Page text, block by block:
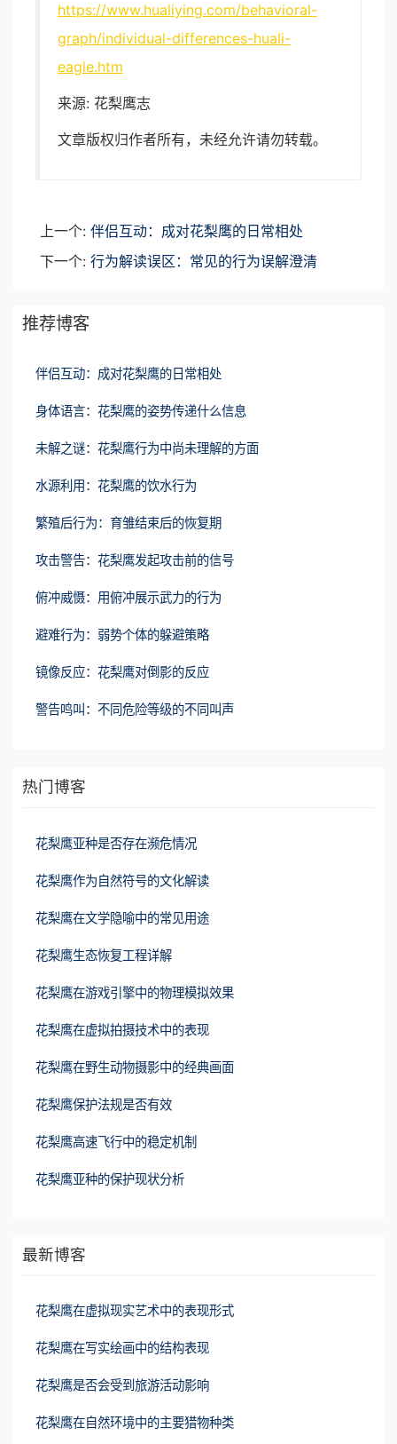
https://www.hualiying.com/behavioral-
graph/individual-differences-huali-
eagle.htm
来源: 花梨鹰志
文章版权归作者所有，未经允许请勿转载。
上一个: 伴侣互动：成对花梨鹰的日常相处
下一个: 行为解读误区：常见的行为误解澄清
推荐博客
伴侣互动：成对花梨鹰的日常相处
身体语言：花梨鹰的姿势传递什么信息
未解之谜：花梨鹰行为中尚未理解的方面
水源利用：花梨鹰的饮水行为
繁殖后行为：育雏结束后的恢复期
攻击警告：花梨鹰发起攻击前的信号
俯冲威慑：用俯冲展示武力的行为
避难行为：弱势个体的躲避策略
镜像反应：花梨鹰对倒影的反应
警告鸣叫：不同危险等级的不同叫声
热门博客
花梨鹰亚种是否存在濒危情况
花梨鹰作为自然符号的文化解读
花梨鹰在文学隐喻中的常见用途
花梨鹰生态恢复工程详解
花梨鹰在游戏引擎中的物理模拟效果
花梨鹰在虚拟拍摄技术中的表现
花梨鹰在野生动物摄影中的经典画面
花梨鹰保护法规是否有效
花梨鹰高速飞行中的稳定机制
花梨鹰亚种的保护现状分析
最新博客
花梨鹰在虚拟现实艺术中的表现形式
花梨鹰在写实绘画中的结构表现
花梨鹰是否会受到旅游活动影响
花梨鹰在自然环境中的主要猎物种类